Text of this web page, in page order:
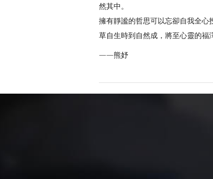
然其中。
擁有靜謐的哲思可以忘卻自我全
草自生時到自然成，將至心靈的福
——熊妤